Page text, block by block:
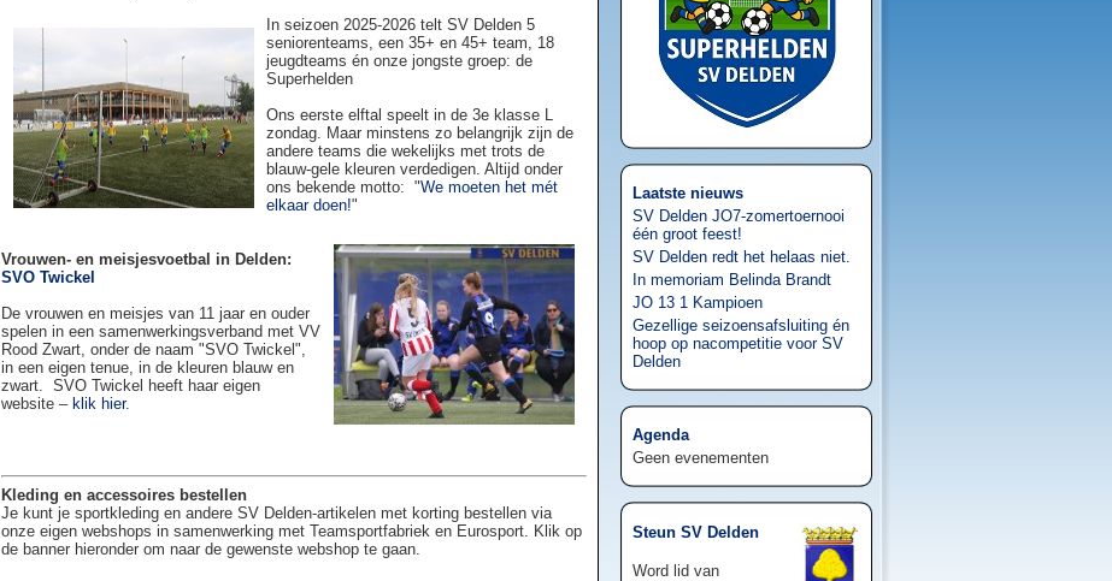
In seizoen 2025-2026 telt SV Delden 5
seniorenteams, een 35+ en 45+ team, 18
jeugdteams én onze jongste groep: de
Superhelden
Ons eerste elftal speelt in de 3e klasse L
zondag. Maar minstens zo belangrijk zijn de
andere teams die wekelijks met trots de
blauw-gele kleuren verdedigen. Altijd onder
ons bekende motto: "We moeten het mét
elkaar doen!"
Vrouwen- en meisjesvoetbal in Delden:
SVO Twickel
De vrouwen en meisjes van 11 jaar en ouder
spelen in een samenwerkingsverband met VV
Rood Zwart, onder de naam "SVO Twickel",
in een eigen tenue, in de kleuren blauw en
zwart. SVO Twickel heeft haar eigen
website – klik hier.
Kleding en accessoires bestellen
Je kunt je sportkleding en andere SV Delden-artikelen met korting bestellen via
onze eigen webshops in samenwerking met Teamsportfabriek en Eurosport. Klik op
de banner hieronder om naar de gewenste webshop te gaan.
Laatste nieuws
SV Delden JO7-zomertoernooi
één groot feest!
SV Delden redt het helaas niet.
In memoriam Belinda Brandt
JO 13 1 Kampioen
Gezellige seizoensafsluiting én
hoop op nacompetitie voor SV
Delden
Agenda
Geen evenementen
Steun SV Delden
Word lid van